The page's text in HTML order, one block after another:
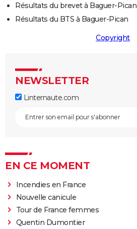
Résultats du brevet à Baguer-Pican
Résultats du BTS à Baguer-Pican
Copyright
NEWSLETTER
Linternaute.com
EN CE MOMENT
Incendies en France
Nouvelle canicule
Tour de France femmes
Quentin Dumontier